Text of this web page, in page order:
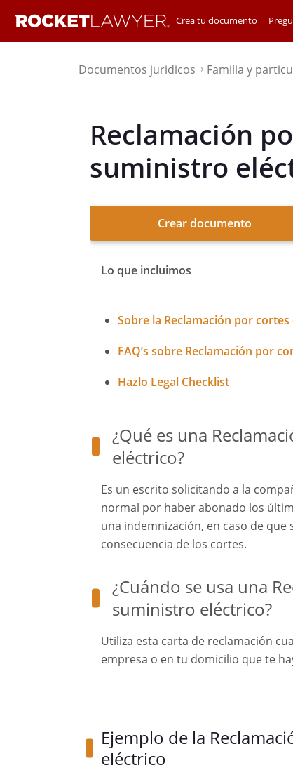
Crea tu documento
Documentos juridicos⌃ Familia y
Reclamación
suministro
Crear documento
Lo que incluimos
Sobre la Reclamación por
FAQ’s sobre Reclamación por
Hazlo Legal Checklist
¿Qué es una
eléctrico?
Es un escrito solicitando a la
normal por haber abonado los
una indemnización, en caso de
consecuencia de los cortes.
¿Cuándo se usa una
suministro eléctrico?
Utiliza esta carta de reclamación
empresa o en tu domicilio que te
Ejemplo de la
eléctrico